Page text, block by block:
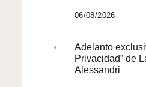
06/08/2026
Adelanto
Privacidad” de
Alessandri